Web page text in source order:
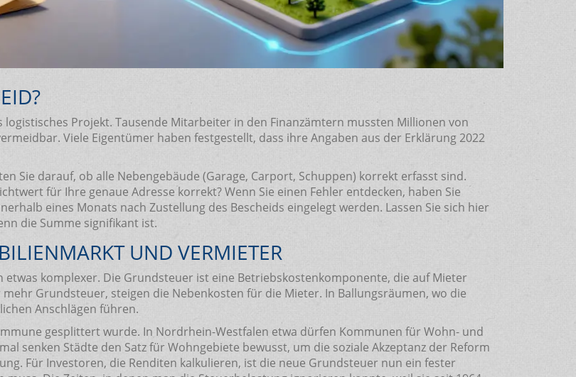
logistisches Projekt. Tausende Mitarbeiter in den Finanzämtern mussten Millionen von
Viele Eigentümer haben festgestellt, dass ihre Angaben aus der Erklärung 2022
Sie darauf, ob alle Nebengebäude (Garage, Carport, Schuppen) korrekt erfasst sind.
für Ihre genaue Adresse korrekt? Wenn Sie einen Fehler entdecken, haben Sie
eines Monats nach Zustellung des Bescheids eingelegt werden. Lassen Sie sich hier
die Summe signifikant ist.
UND VERMIETER
komplexer. Die Grundsteuer ist eine Betriebskostenkomponente, die auf Mieter
Grundsteuer, steigen die Nebenkosten für die Mieter. In Ballungsräumen, wo die
Anschlägen führen.
gesplittert wurde. In Nordrhein-Westfalen etwa dürfen Kommunen für Wohn- und
senken Städte den Satz für Wohngebiete bewusst, um die soziale Akzeptanz der Reform
Für Investoren, die Renditen kalkulieren, ist die neue Grundsteuer nun ein fester